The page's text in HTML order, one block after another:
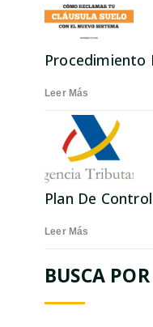
Procedimiento
Leer Más
Plan De
Leer Más
BUSCA